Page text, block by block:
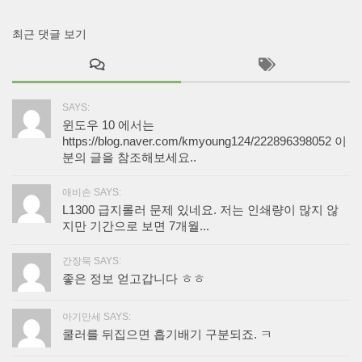
최근 댓글 보기
SAYS:
윈도우 10 에서는
https://blog.naver.com/kmyoung124/222896398052 이
분의 글을 참조해보세요..
애비손 SAYS:
L1300 급지롤러 문제 있네요. 저는 인쇄량이 많지 않
지만 기간으로 보면 7개월...
간장묵 SAYS:
좋은 정보 얻고갑니다 ㅎㅎ
아기만세 SAYS:
쿨러를 뒤집으면 흡기배기 구분되죠. ㅋ